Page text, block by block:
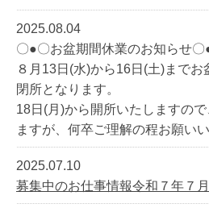
2025.08.04
〇●〇お盆期間休業のお知らせ〇
８月13日(水)から16日(土)まで
閉所となります。
18日(月)から開所いたしますの
ますが、何卒ご理解の程お願いい
2025.07.10
募集中のお仕事情報令和７年７